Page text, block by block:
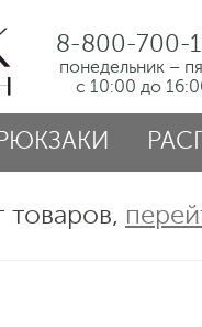
8-800-700-
понедельник –
с 10:00 до
товаров,